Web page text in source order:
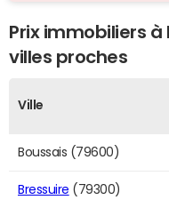
Prix immobiliers à
villes proches
Ville
Boussais (79600)
Bressuire (79300)